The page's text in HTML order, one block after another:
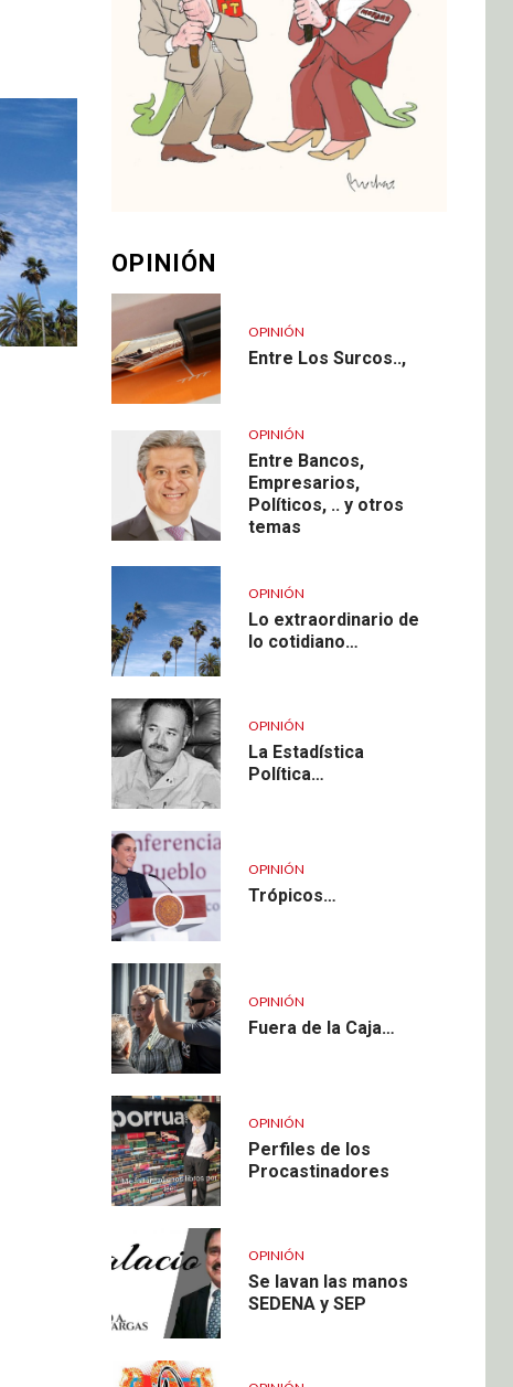
OPINIÓN
OPINIÓN
Entre Los Surcos..,
OPINIÓN
Entre Bancos,
Empresarios,
Políticos, .. y otros
temas
OPINIÓN
Lo extraordinario de
lo cotidiano…
OPINIÓN
La Estadística
Política…
OPINIÓN
Trópicos…
OPINIÓN
Fuera de la Caja…
OPINIÓN
Perfiles de los
Procastinadores
OPINIÓN
Se lavan las manos
SEDENA y SEP